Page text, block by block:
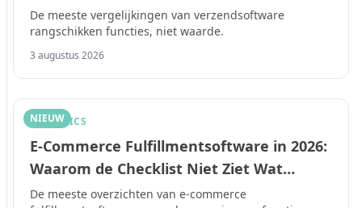
het Je Werkelijk Oplevert
De meeste vergelijkingen van verzendsoftware
rangschikken functies, niet waarde.
3 augustus 2026
NIEUW
LOGISTICS
E-Commerce Fulfillmentsoftware in 2026:
Waarom de Checklist Niet Ziet Wat
Bestellingen Écht Laat Mislukken
De meeste overzichten van e-commerce